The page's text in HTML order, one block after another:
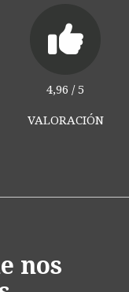
4,96 /5
VALORACIÓN
nos